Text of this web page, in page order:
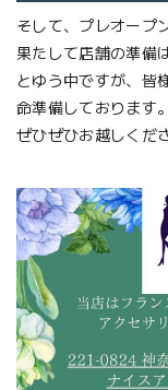
そして、プレオープ
果たして店舗の準備
とゆう中ですが、皆
命準備しております。
ぜひぜひお越しくだ